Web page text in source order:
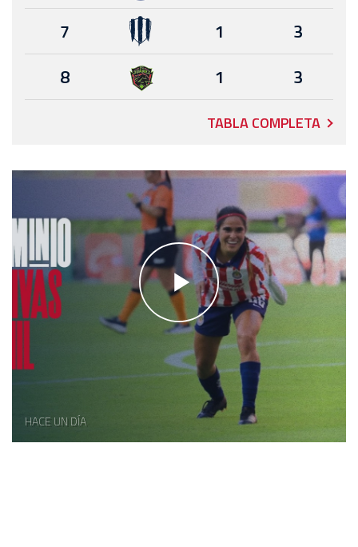
7
1
3
8
1 3
TABLA COMPLETA
HACE UN DÍA